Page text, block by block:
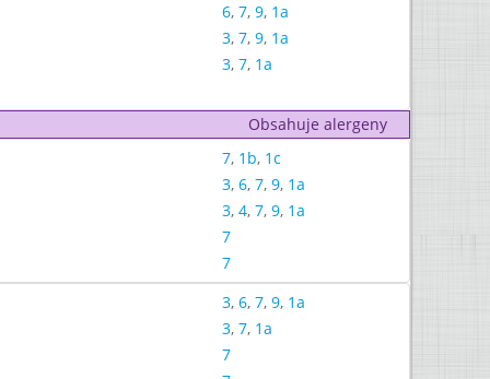
6, 7, 9, 1a
3, 7, 9, 1a
3, 7, 1a
Obsahuje alergeny
7, 1b, 1c
3, 6, 7, 9, 1a
3, 4, 7, 9, 1a
7
7
3, 6, 7, 9, 1a
3, 7, 1a
7